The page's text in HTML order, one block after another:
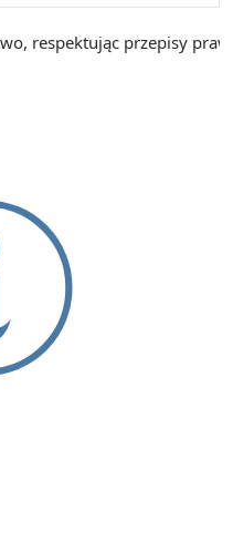
respektując przepisy